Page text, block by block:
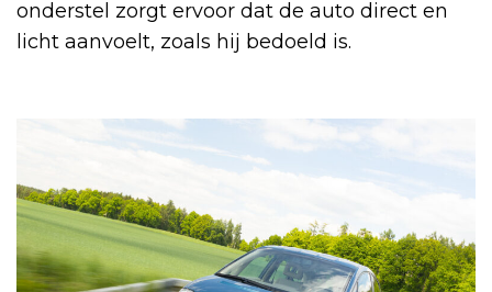
onderstel zorgt ervoor dat de auto direct en
licht aanvoelt, zoals hij bedoeld is.